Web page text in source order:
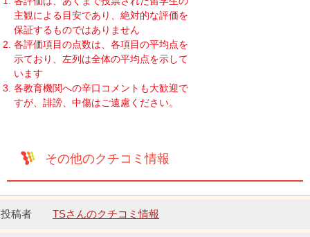
主観による目安であり、絶対的な評価を
保証するものではありません
各評価項目の点数は、各項目の平均点を
示ており、左列は全体の平均点を示して
います
各教育機関への辛口コメントも大歓迎で
すが、誹謗、中傷はご遠慮ください。
その他のクチコミ情報
TSさんのクチコミ情報